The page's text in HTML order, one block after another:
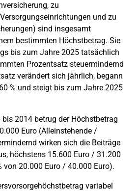
zu
und zu
sind insgesamt
bestimmten Höchstbetrag. Sie
bis zum Jahre 2025 tatsächlich
Prozentsatz steuermindernd
verändert sich jährlich, begann
% und steigt bis zum Jahre 2025
2014 betrug der Höchstbetrag
Euro (Alleinstehende /
wirken sich die Beiträge
höchstens 15.600 Euro / 31.200
von 20.000 Euro / 40.000 Euro).
variabel